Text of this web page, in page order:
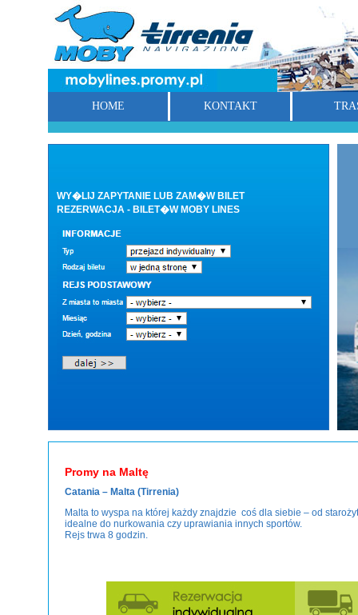
HOME KONTAKT
WY�LIJ ZAPYTANIE LUB ZAM�W BILET
REZERWACJA - BILET�W MOBY LINES
Promy na Maltę
Catania – Malta (Tirrenia)
Malta to wyspa na której każdy znajdzie coś dla siebie – od
idealne do nurkowania czy uprawiania innych sportów.
Rejs trwa 8 godzin.